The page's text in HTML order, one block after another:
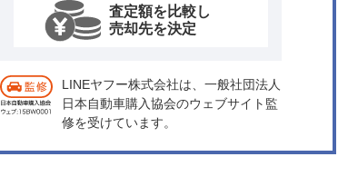
査定額を比較し
売却先を決定
LINEヤフー株式会社は、一般社団法人
日本自動車購入協会のウェブサイト監
修を受けています。